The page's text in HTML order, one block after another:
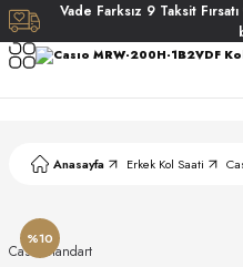
Vade Farksız 9 Taksit Fırsatı
Anasayfa Erkek Kol Saati
%10
Casıo Standart